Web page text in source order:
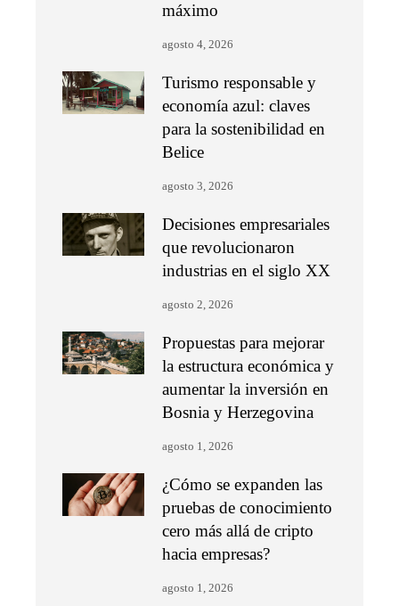
máximo
agosto 4, 2026
Turismo responsable y
economía azul: claves
para la sostenibilidad en
Belice
agosto 3, 2026
Decisiones empresariales
que revolucionaron
industrias en el siglo XX
agosto 2, 2026
Propuestas para mejorar
la estructura económica y
aumentar la inversión en
Bosnia y Herzegovina
agosto 1, 2026
¿Cómo se expanden las
pruebas de conocimiento
cero más allá de cripto
hacia empresas?
agosto 1, 2026